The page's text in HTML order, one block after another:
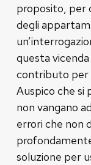
proposito, per
degli
questa
contributo per
Auspico che si
non vangano
errori che non
soluzione per